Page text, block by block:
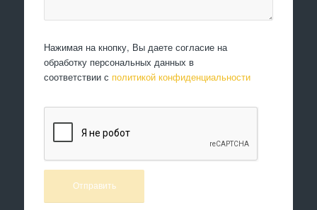
Нажимая на кнопку, Вы даете согласие на
обработку персональных данных в
соответствии с политикой конфиденциальности